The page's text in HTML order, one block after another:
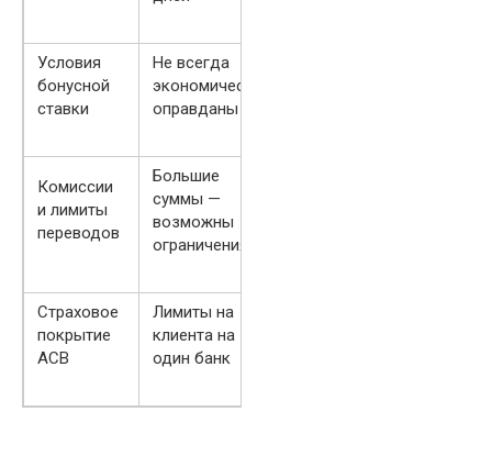
Условия
бонусной
ставки
Не всегда
экономически
оправданы
Комиссии
и лимиты
переводов
Большие
суммы —
возможны
ограничения
Страховое
покрытие
АСВ
Лимиты на
клиента на
один банк